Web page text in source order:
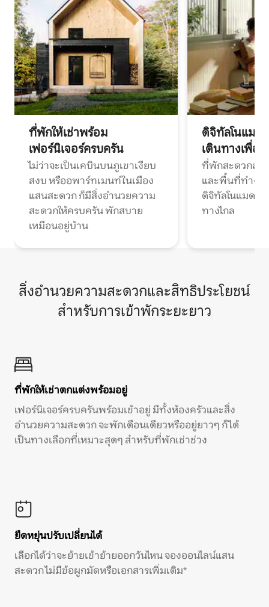
ที่พักให้เช่าพร้อม
เฟอร์นิเจอร์ครบครัน
ไม่ว่าจะเป็นเคบินบนภูเขาเงียบ
สงบ หรืออพาร์ทเมนท์ในเมือง
แสนสะดวก ก็มีสิ่งอำนวยความ
สะดวกให้ครบครัน พักสบาย
เหมือนอยู่บ้าน
ดิจิทัลโนแมด
เดินทางเพื่อ
ที่พักสะดวกสบ
และพื้นที่ทำงา
ดิจิทัลโนแมดแ
ทางไกล
สิ่งอำนวยความสะดวกและสิทธิประโยชน์
สำหรับการเข้าพักระยะยาว
ที่พักให้เช่าตกแต่งพร้อมอยู่
เฟอร์นิเจอร์ครบครันพร้อมเข้าอยู่ มีทั้งห้องครัวและสิ่ง
อำนวยความสะดวก จะพักเดือนเดียวหรืออยู่ยาวๆ ก็ได้
เป็นทางเลือกที่เหมาะสุดๆ สำหรับที่พักเช่าช่วง
ยืดหยุ่นปรับเปลี่ยนได้
เลือกได้ว่าจะย้ายเข้าย้ายออกวันไหน จองออนไลน์แสน
สะดวก ไม่มีข้อผูกมัดหรือเอกสารเพิ่มเติม*